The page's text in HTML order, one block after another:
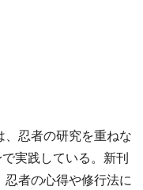
、忍者の研究を重ねな
実践している。新刊
忍者の心得や修行法に